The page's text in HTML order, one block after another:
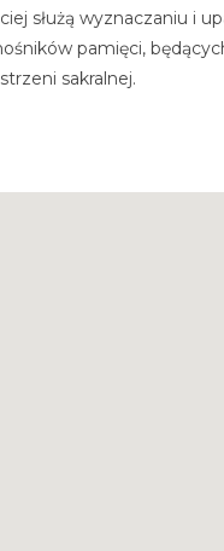
służą wyznaczaniu i
pamięci,
sakralnej.